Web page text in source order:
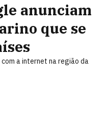
anunciam
que se
a internet na região da